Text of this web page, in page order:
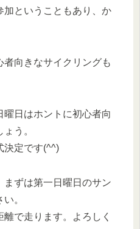
加ということもあり、か
者向きなサイクリングも
曜日はホントに初心者向
う。
決定です(^^)
まずは第一日曜日のサン
。
で走ります。よろしく